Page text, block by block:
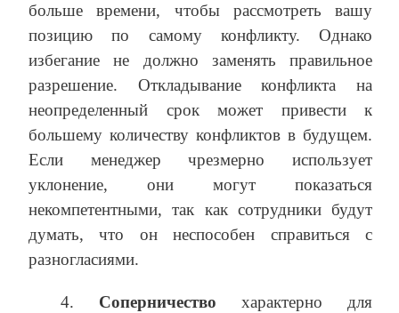
больше времени, чтобы рассмотреть вашу
позицию по самому конфликту. Однако
избегание не должно заменять правильное
разрешение. Откладывание конфликта на
неопределенный срок может привести к
большему количеству конфликтов в будущем.
Если менеджер чрезмерно использует
уклонение, они могут показаться
некомпетентными, так как сотрудники будут
думать, что он неспособен справиться с
разногласиями.
4. Соперничество характерно для